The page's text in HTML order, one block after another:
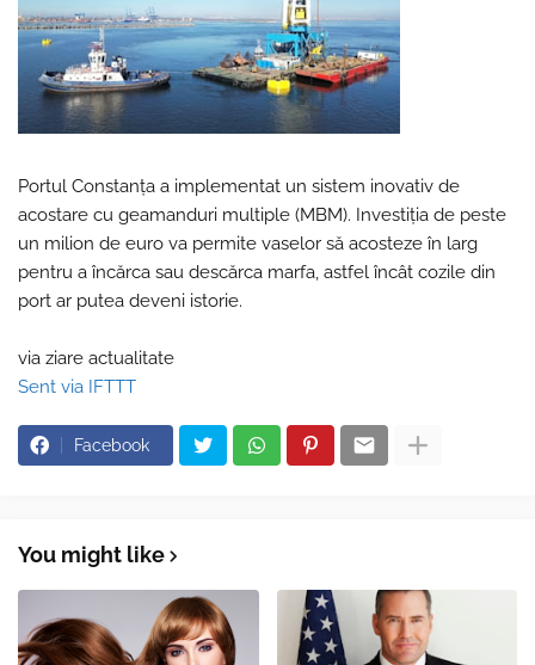
Portul Constanța a implementat un sistem inovativ de
acostare cu geamanduri multiple (MBM). Investiția de peste
un milion de euro va permite vaselor să acosteze în larg
pentru a încărca sau descărca marfa, astfel încât cozile din
port ar putea deveni istorie.
via ziare actualitate
Sent via IFTTT
Facebook
You might like